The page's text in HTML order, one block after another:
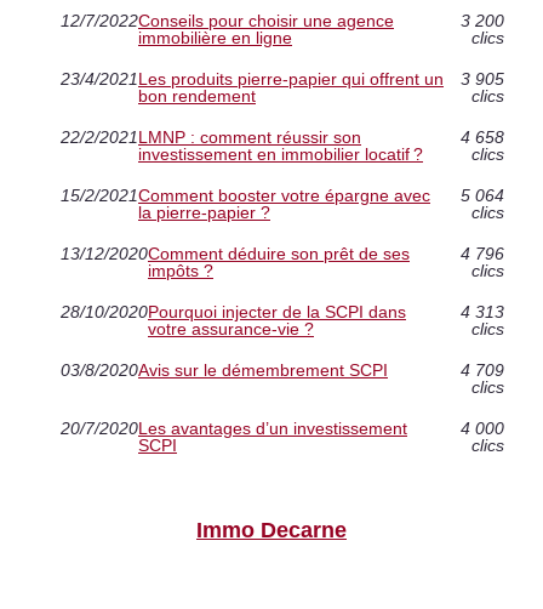
12/7/2022Conseils pour choisir une agence
immobilière en ligne
3 200
clics
23/4/2021Les produits pierre-papier qui offrent un
bon rendement
3 905
clics
22/2/2021LMNP : comment réussir son
investissement en immobilier locatif ?
4 658
clics
15/2/2021Comment booster votre épargne avec
la pierre-papier ?
5 064
clics
13/12/2020Comment déduire son prêt de ses
impôts ?
4 796
clics
28/10/2020Pourquoi injecter de la SCPI dans
votre assurance-vie ?
4 313
clics
03/8/2020Avis sur le démembrement SCPI
4 709
clics
20/7/2020Les avantages d’un investissement
SCPI
4 000
clics
Immo Decarne